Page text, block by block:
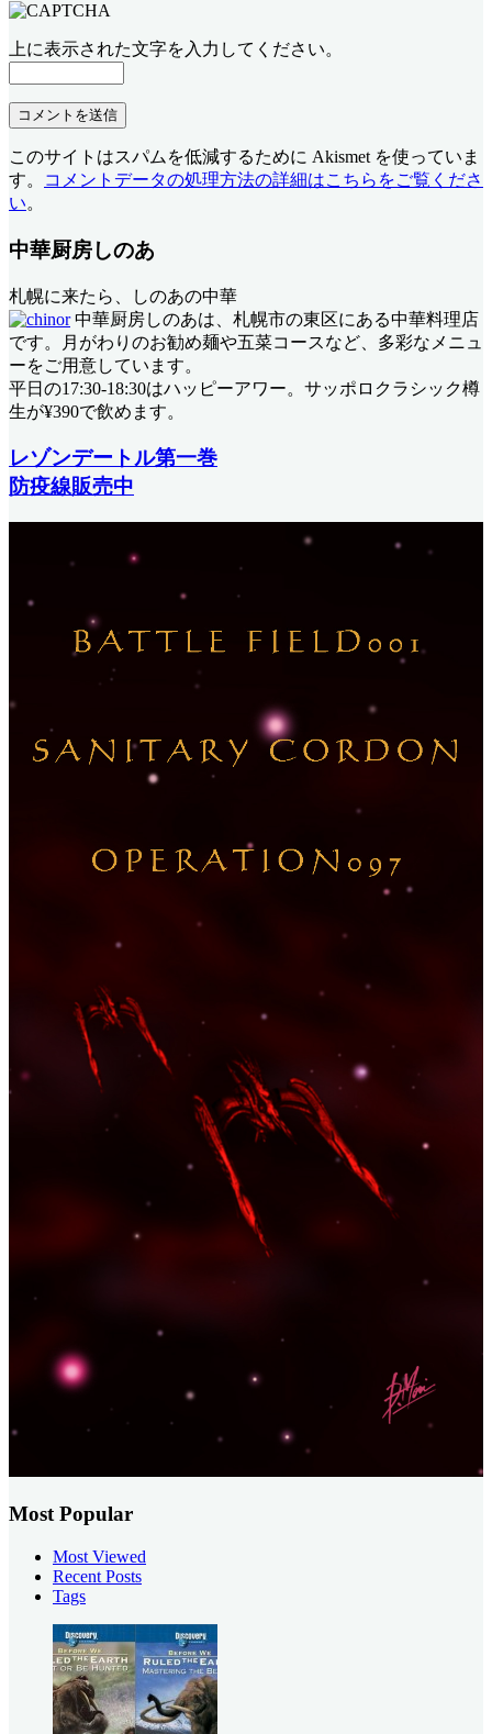
上に表示された文字を入力してください。
このサイトはスパムを低減するために Akismet を使っていま
す。
コメントデータの処理方法の詳細はこちらをご覧くださ
い。
中華厨房しのあ
札幌に来たら、しのあの中華
中華厨房しのあは、札幌市の東区にある中華料理店
です。月がわりのお勧め麺や五菜コースなど、多彩なメニュ
ーをご用意しています。
平日の17:30-18:30はハッピーアワー。サッポロクラシック樽
生が¥390で飲めます。
レゾンデートル第一巻
防疫線販売中
Most Popular
Most Viewed
Recent Posts
Tags